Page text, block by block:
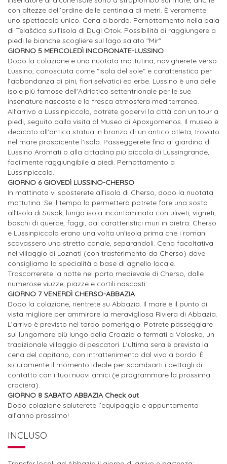
con altezze dell’ordine delle centinaia di metri. È veramente
uno spettacolo unico. Cena a bordo. Pernottamento nella baia
di Telašćica sull’Isola di Dugi Otok. Possibilità di raggiungere a
piedi le bianche scogliere sul lago salato "Mir".
GIORNO 5 MERCOLEDÌ INCORONATE-LUSSINO
Dopo la colazione e una nuotata mattutina, navigherete verso
Lussino, conosciuta come "isola del sole" e caratteristica per
l’abbondanza di pini, fiori selvatici ed erbe. Lussino è una delle
isole più famose dell'Adriatico settentrionale per le sue
insenature nascoste e la fresca atmosfera mediterranea.
All'arrivo a Lussinpiccolo, potrete godervi la città con un tour a
piedi, seguito dalla visita al Museo di Apoxyomenos. Il museo è
dedicato all'antica statua in bronzo di un antico atleta, trovato
nel mare prospicente l'isola. Passeggerete fino al giardino di
Lussino Aromati o alla cittadina più piccola di Lussingrande,
facilmente raggiungibile a piedi. Pernottamento a
Lussinpiccolo.
GIORNO 6 GIOVEDÌ LUSSINO-CHERSO
In mattinata vi sposterete all’isola di Cherso, dopo la nuotata
mattutina. Se il tempo lo permetterà potrete fare una sosta
all’Isola di Susak, lunga isola incontaminata con uliveti, vigneti,
boschi di querce, faggi, dai caratteristici muri in pietra. Cherso
e Lussinpiccolo erano una volta un'isola prima che i romani
scavassero uno stretto canale, separandoli. Cena facoltativa
nel villaggio di Loznati (con trasferimento da Cherso) dove
consigliamo la specialità a base di agnello locale.
Trascorrerete la notte nel porto medievale di Cherso, dalle
numerose viuzze, piazze e cortili nascosti.
GIORNO 7 VENERDÌ CHERSO-ABBAZIA
Dopo la colazione, rientrete su Abbazia. Il mare è il punto di
vista migliore per ammirare la meravigliosa Riviera di Abbazia.
L’arrivo è previsto nel tardo pomeriggio. Potrete passeggiare
sul lungomare più lungo della Croazia o fermati a Volosko, un
tradizionale villaggio di pescatori. L'ultima sera è prevista la
cena del capitano, con intrattenimento dal vivo a bordo. È
sicuramente il momento ideale per scambiarti i dettagli di
contatto con i tuoi nuovi amici (e programmare la prossima
crociera).
GIORNO 8 SABATO ABBAZIA Check out
Dopo colazione saluterete l’equipaggio e appuntamento
all’anno prossimo!
INCLUSO